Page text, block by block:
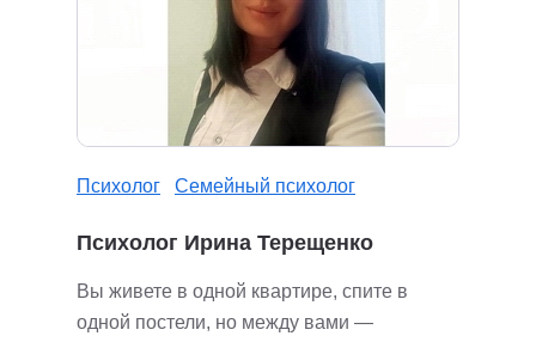
Психолог Семейный психолог
Психолог Ирина Терещенко
Вы живете в одной квартире, спите в
одной постели, но между вами —